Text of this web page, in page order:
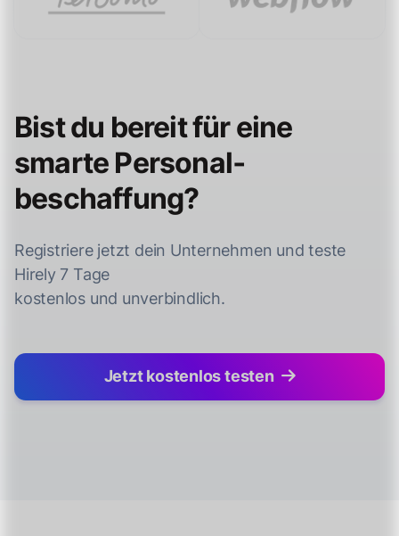
Bist du bereit für eine
smarte Personal­
beschaffung?
Registriere jetzt dein Unternehmen und teste
Hirely 7 Tage
kostenlos und unverbindlich.
Jetzt kostenlos testen